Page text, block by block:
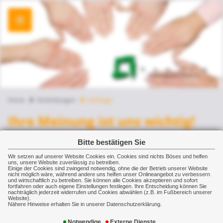
Bitte bestätigen Sie
Wir setzen auf unserer Website Cookies ein. Cookies sind nichts Böses und helfen
uns, unsere Website zuverlässig zu betreiben.
Einige der Cookies sind zwingend notwendig, ohne die der Betrieb unserer Website
nicht möglich wäre, während andere uns helfen unser Onlineangebot zu verbessern
und wirtschaftlich zu betreiben. Sie können alle Cookies akzeptieren und sofort
fortfahren oder auch eigene Einstellungen festlegen. Ihre Entscheidung können Sie
nachträglich jederzeit widerrufen und Cookies abwählen (z.B. im Fußbereich unserer
Website).
Nähere Hinweise erhalten Sie in unserer Datenschutzerklärung.
Verbindungen Umfrage
Ihre Meinung ist uns wichtig!
Wie zufrieden sind Sie mit unseren
Leistungen?
Wir wollen zufriedene Kunden. Mängel möchten
wir beseitigen. Dazu brauchen wir aber auch Ihre
Mithilfe: Sagen Sie uns, ob und wie Sie mit uns